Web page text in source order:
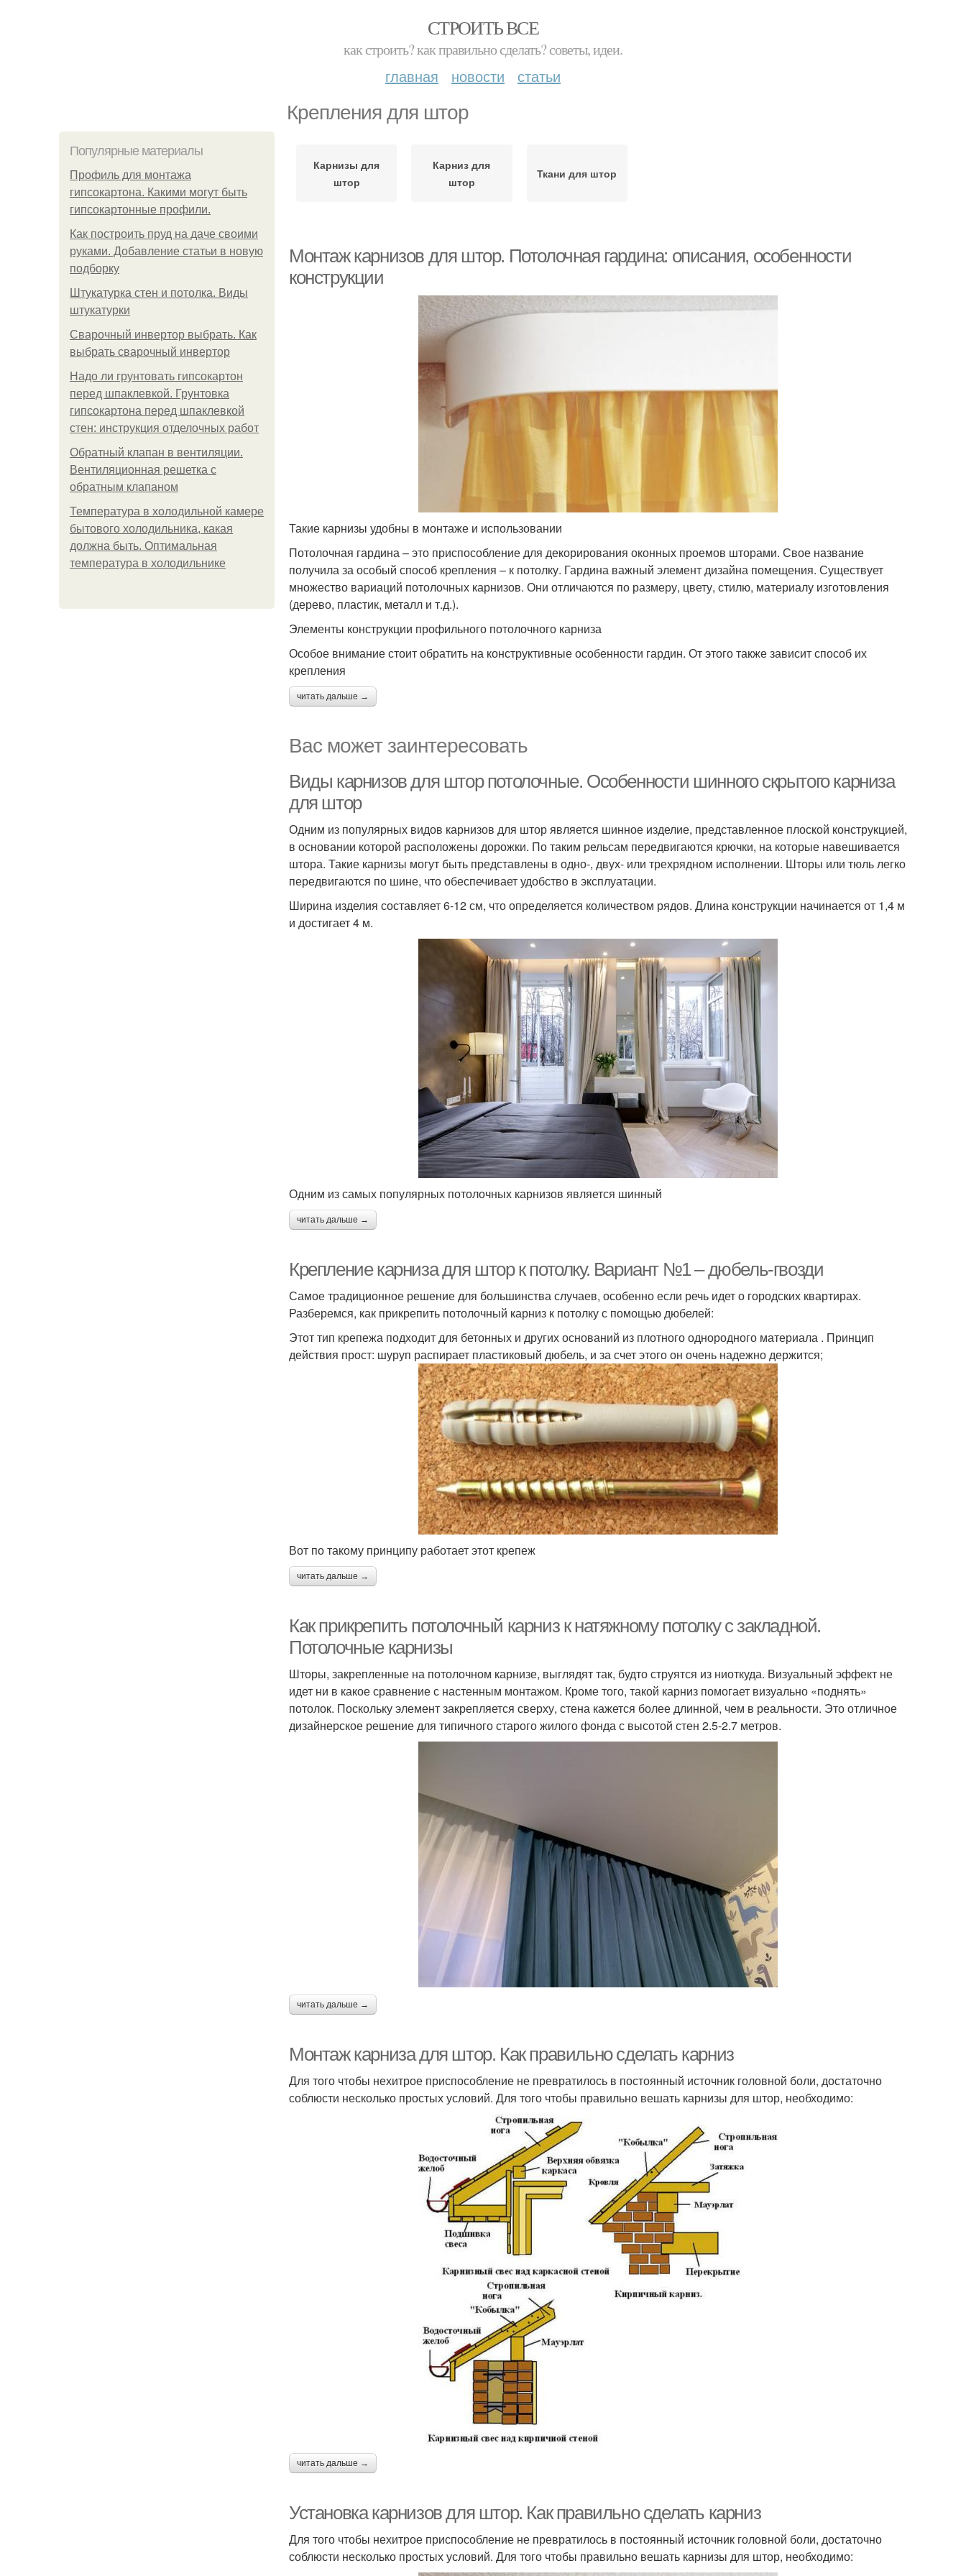
СТРОИТЬ ВСЕ
как строить? как правильно сделать? советы, идеи.
главная новости статьи
Крепления для штор
Популярные материалы
Профиль для монтажа
гипсокартона. Какими могут быть
гипсокартонные профили.
Как построить пруд на даче своими
руками. Добавление статьи в новую
подборку
Штукатурка стен и потолка. Виды
штукатурки
Сварочный инвертор выбрать. Как
выбрать сварочный инвертор
Надо ли грунтовать гипсокартон
перед шпаклевкой. Грунтовка
гипсокартона перед шпаклевкой
стен: инструкция отделочных работ
Обратный клапан в вентиляции.
Вентиляционная решетка с
обратным клапаном
Температура в холодильной камере
бытового холодильника, какая
должна быть. Оптимальная
температура в холодильнике
Карнизы для
штор
Карниз для
штор
Ткани для штор
Монтаж карнизов для штор. Потолочная гардина: описания, особенности
конструкции
Такие карнизы удобны в монтаже и использовании
Потолочная гардина – это приспособление для декорирования оконных проемов шторами. Свое название
получила за особый способ крепления – к потолку. Гардина важный элемент дизайна помещения. Существует
множество вариаций потолочных карнизов. Они отличаются по размеру, цвету, стилю, материалу изготовления
(дерево, пластик, металл и т.д.).
Элементы конструкции профильного потолочного карниза
Особое внимание стоит обратить на конструктивные особенности гардин. От этого также зависит способ их
крепления
читать дальше →
Вас может заинтересовать
Виды карнизов для штор потолочные. Особенности шинного скрытого карниза
для штор
Одним из популярных видов карнизов для штор является шинное изделие, представленное плоской конструкцией,
в основании которой расположены дорожки. По таким рельсам передвигаются крючки, на которые навешивается
штора. Такие карнизы могут быть представлены в одно-, двух- или трехрядном исполнении. Шторы или тюль легко
передвигаются по шине, что обеспечивает удобство в эксплуатации.
Ширина изделия составляет 6-12 см, что определяется количеством рядов. Длина конструкции начинается от 1,4 м
и достигает 4 м.
Одним из самых популярных потолочных карнизов является шинный
читать дальше →
Крепление карниза для штор к потолку. Вариант №1 – дюбель-гвозди
Самое традиционное решение для большинства случаев, особенно если речь идет о городских квартирах.
Разберемся, как прикрепить потолочный карниз к потолку с помощью дюбелей:
Этот тип крепежа подходит для бетонных и других оснований из плотного однородного материала . Принцип
действия прост: шуруп распирает пластиковый дюбель, и за счет этого он очень надежно держится;
Вот по такому принципу работает этот крепеж
читать дальше →
Как прикрепить потолочный карниз к натяжному потолку с закладной.
Потолочные карнизы
Шторы, закрепленные на потолочном карнизе, выглядят так, будто струятся из ниоткуда. Визуальный эффект не
идет ни в какое сравнение с настенным монтажом. Кроме того, такой карниз помогает визуально «поднять»
потолок. Поскольку элемент закрепляется сверху, стена кажется более длинной, чем в реальности. Это отличное
дизайнерское решение для типичного старого жилого фонда с высотой стен 2.5-2.7 метров.
читать дальше →
Монтаж карниза для штор. Как правильно сделать карниз
Для того чтобы нехитрое приспособление не превратилось в постоянный источник головной боли, достаточно
соблюсти несколько простых условий. Для того чтобы правильно вешать карнизы для штор, необходимо:
читать дальше →
Установка карнизов для штор. Как правильно сделать карниз
Для того чтобы нехитрое приспособление не превратилось в постоянный источник головной боли, достаточно
соблюсти несколько простых условий. Для того чтобы правильно вешать карнизы для штор, необходимо: